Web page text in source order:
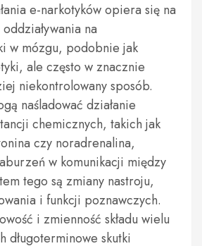
e-narkotyków opiera się na
na
w mózgu, podobnie jak
ale często w znacznie
niekontrolowany sposób.
naśladować działanie
chemicznych, takich jak
czy noradrenalina,
w komunikacji między
tego są zmiany nastroju,
i funkcji poznawczych.
i zmienność składu wielu
długoterminowe skutki